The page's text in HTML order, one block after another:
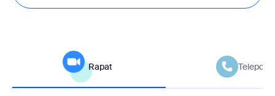
Rapat Telepon